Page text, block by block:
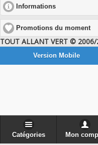
Informations
to
expand
contents
Promotions du moment
TOUT ALLANT VERT ©
Version Mobile
Catégories Mon